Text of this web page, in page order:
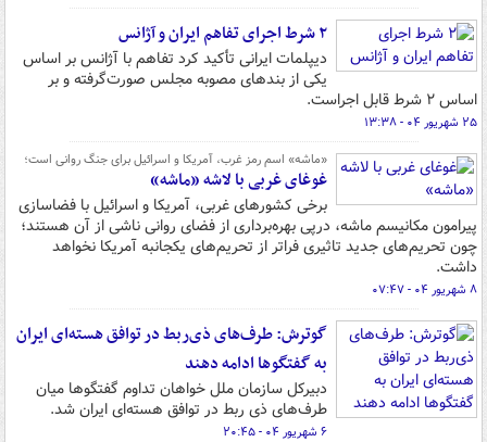
۲ شرط اجرای تفاهم ایران و آژانس
دیپلمات ایرانی تأکید کرد تفاهم با آژانس بر اساس
یکی از بندهای مصوبه مجلس صورت‌گرفته و بر
اساس ۲ شرط قابل اجراست.
۲۵ شهریور ۰۴ - ۱۳:۳۸
«ماشه» اسم رمز غرب، آمریکا و اسرائیل برای جنگ روانی است؛
غوغای غربی با لاشه «ماشه»
برخی کشورهای غربی، آمریکا و اسرائیل با فضاسازی
پیرامون مکانیسم ماشه، درپی بهره‌برداری از فضای روانی ناشی از آن هستند؛
چون تحریم‌های جدید تاثیری فراتر از تحریم‌های یکجانبه آمریکا نخواهد
داشت.
۸ شهریور ۰۴ - ۰۷:۴۷
گوترش: طرف‌های ذی‌ربط در توافق هسته‌ای ایران
به گفتگوها ادامه دهند
دبیرکل سازمان ملل خواهان تداوم گفتگوها میان
طرف‌های ذی ربط در توافق هسته‌ای ایران شد.
۶ شهریور ۰۴ - ۲۰:۴۵